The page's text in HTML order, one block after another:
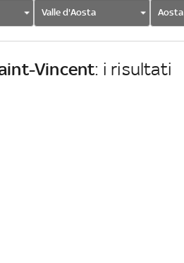
Valle d'Aosta Aosta
Vincent: i risultati